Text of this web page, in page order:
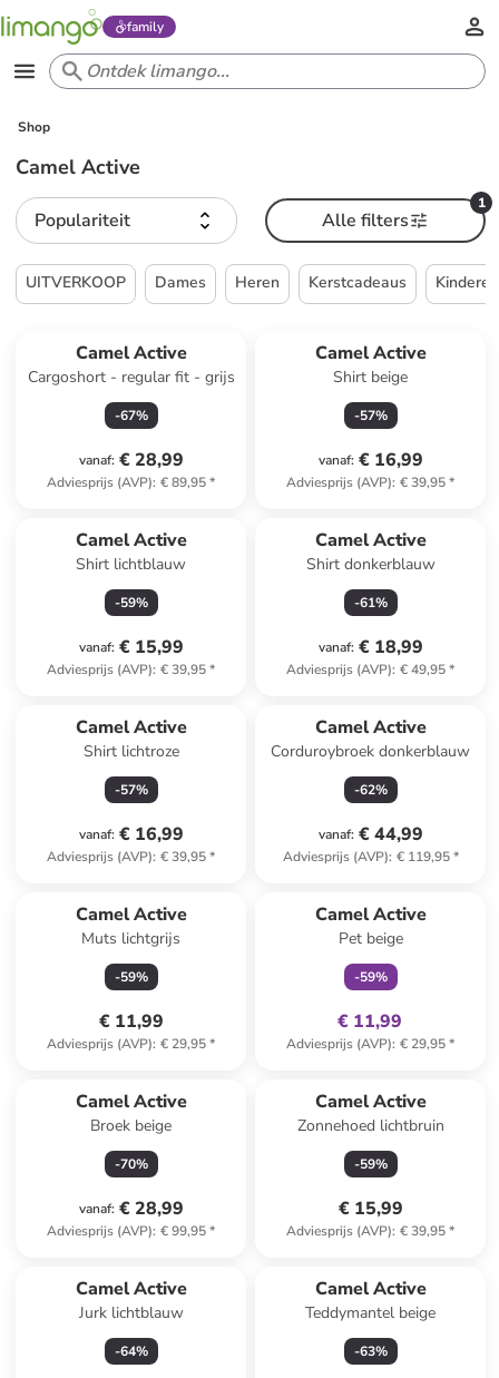
family
Shop
Camel Active
Populariteit
1
Alle filters
UITVERKOOP Dames Heren Kerstcadeaus Kinderen
Camel Active
Cargoshort - regular fit - grijs
-67%
vanaf: € 28,99
Adviesprijs (AVP): € 89,95*
Camel Active
Shirt beige
-57%
vanaf: € 16,99
Adviesprijs (AVP): € 39,95*
Camel Active
Shirt lichtblauw
-59%
vanaf: € 15,99
Adviesprijs (AVP): € 39,95*
Camel Active
Shirt donkerblauw
-61%
vanaf: € 18,99
Adviesprijs (AVP): € 49,95*
Camel Active
Shirt lichtroze
-57%
vanaf: € 16,99
Adviesprijs (AVP): € 39,95*
Camel Active
Corduroybroek donkerblauw
-62%
vanaf: € 44,99
Adviesprijs (AVP): € 119,95*
Camel Active
Muts lichtgrijs
-59%
€ 11,99
Adviesprijs (AVP): € 29,95*
Camel Active
Pet beige
-59%
€ 11,99
Adviesprijs (AVP): € 29,95*
Camel Active
Broek beige
-70%
vanaf: € 28,99
Adviesprijs (AVP): € 99,95*
Camel Active
Zonnehoed lichtbruin
-59%
€ 15,99
Adviesprijs (AVP): € 39,95*
Camel Active
Jurk lichtblauw
-64%
Camel Active
Teddymantel beige
-63%